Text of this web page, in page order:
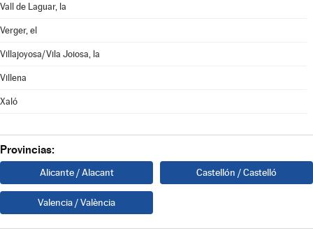
Vall de Laguar, la
Verger, el
Villajoyosa/Vila Joiosa, la
Villena
Xaló
Provincias:
Alicante / Alacant Castellón / Castelló
Valencia / València